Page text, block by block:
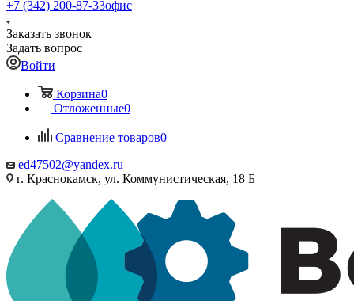
+7 (342) 200-87-33офис
Заказать звонок
Задать вопрос
Войти
Корзина0
Отложенные0
Сравнение товаров0
ed47502@yandex.ru
г. Краснокамск, ул. Коммунистическая, 18 Б